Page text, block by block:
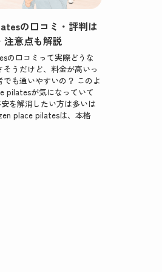
の口コミ・評判は
注意点も解説
の口コミって実際どうな
そうだけど、料金が高いっ
でも通いやすいの？ このよ
pilatesが気になっていて
を解消したい方は多いは
place pilatesは、本格